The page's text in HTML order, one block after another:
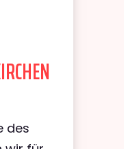
des